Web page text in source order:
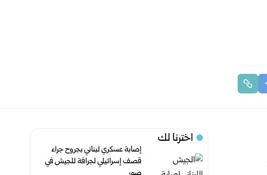
اخترنا لك
إصابة عسكري لبناني بجروح جراء
قصف إسرائيلي لجرافة للجيش في